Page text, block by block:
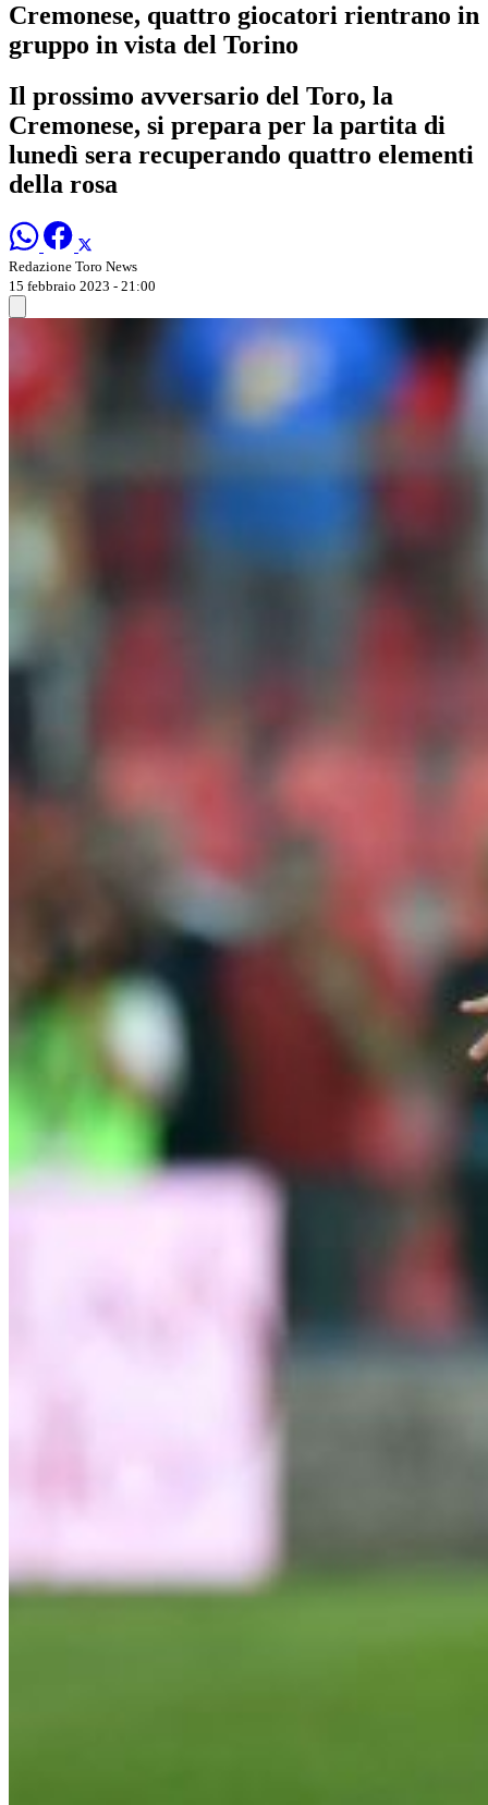
Cremonese, quattro giocatori rientrano in
gruppo in vista del Torino
Il prossimo avversario del Toro, la
Cremonese, si prepara per la partita di
lunedì sera recuperando quattro elementi
della rosa
Redazione Toro News
15 febbraio 2023 - 21:00